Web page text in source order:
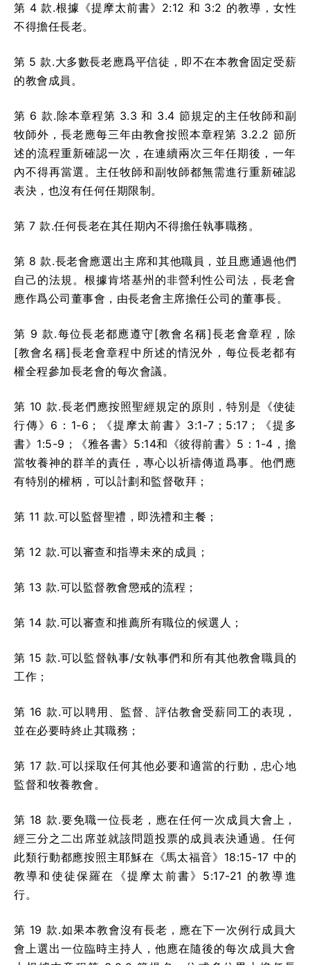
第 4 款.根據《提摩太前書》2:12 和 3:2 的教導，女性
不得擔任長老。
第 5 款.大多數長老應爲平信徒，即不在本教會固定受薪
的教會成員。
第 6 款.除本章程第 3.3 和 3.4 節規定的主任牧師和副
牧師外，長老應每三年由教會按照本章程第 3.2.2 節所
述的流程重新確認一次，在連續兩次三年任期後，一年
內不得再當選。主任牧師和副牧師都無需進行重新確認
表決，也沒有任何任期限制。
第 7 款.任何長老在其任期內不得擔任執事職務。
第 8 款.長老會應選出主席和其他職員，並且應通過他們
自己的法規。根據肯塔基州的非營利性公司法，長老會
應作爲公司董事會，由長老會主席擔任公司的董事長。
第 9 款.每位長老都應遵守[教會名稱]長老會章程，除
[教會名稱]長老會章程中所述的情況外，每位長老都有
權全程參加長老會的每次會議。
第 10 款.長老們應按照聖經規定的原則，特別是《使徒
行傳》6：1-6；《提摩太前書》3:1-7；5:17；《提多
書》1:5-9；《雅各書》5:14和《彼得前書》5：1-4，擔
當牧養神的群羊的責任，專心以祈禱傳道爲事。他們應
有特別的權柄，可以計劃和監督敬拜；
第 11 款.可以監督聖禮，即洗禮和主餐；
第 12 款.可以審查和指導未來的成員；
第 13 款.可以監督教會懲戒的流程；
第 14 款.可以審查和推薦所有職位的候選人；
第 15 款.可以監督執事/女執事們和所有其他教會職員的
工作；
第 16 款.可以聘用、監督、評估教會受薪同工的表現，
並在必要時終止其職務；
第 17 款.可以採取任何其他必要和適當的行動，忠心地
監督和牧養教會。
第 18 款.要免職一位長老，應在任何一次成員大會上，
經三分之二出席並就該問題投票的成員表決通過。任何
此類行動都應按照主耶穌在《馬太福音》18:15-17 中的
教導和使徒保羅在《提摩太前書》5:17-21 的教導進
行。
第 19 款.如果本教會沒有長老，應在下一次例行成員大
會上選出一位臨時主持人，他應在隨後的每次成員大會